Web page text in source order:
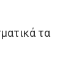
τα